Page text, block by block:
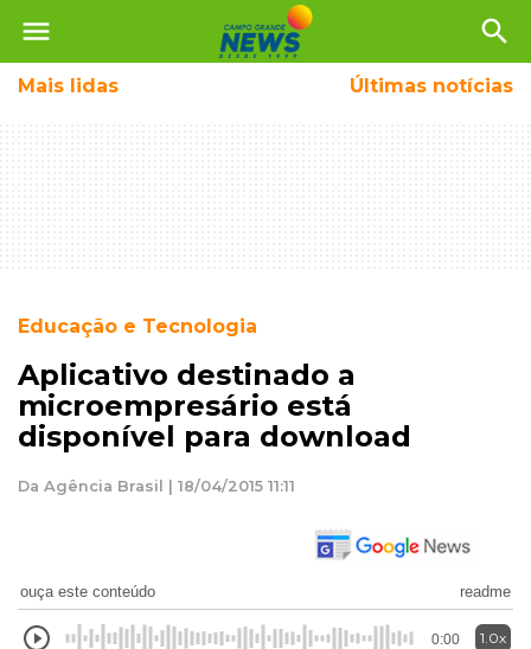
menu search
Mais lidas Últimas notícias
Educação e Tecnologia
Aplicativo destinado a
microempresário está
disponível para download
Da Agência Brasil | 18/04/2015 11:11
ouça este conteúdo readme
0:00 1.0x